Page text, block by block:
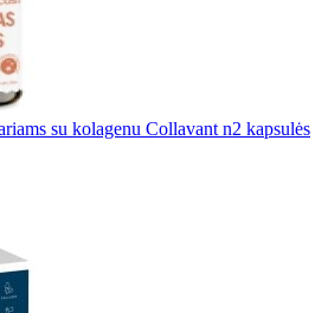
su kolagenu Collavant n2 kapsulės